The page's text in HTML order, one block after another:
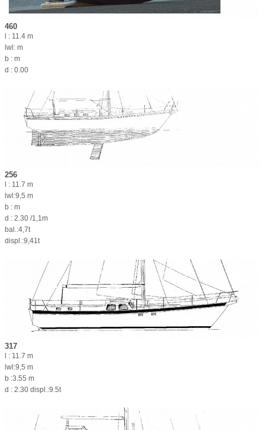
460
l : 11.4 m
lwl: m
b : m
d : 0.00
256
l : 11.7 m
lwl:9,5 m
b : m
d : 2.30 /1,1m
bal.:4,7t
displ.:9,41t
317
l : 11.7 m
lwl:9,5 m
b :3.55 m
d : 2.30 displ.:9.5t